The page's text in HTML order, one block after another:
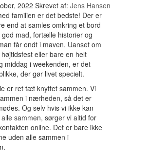
2022 Skrevet af: Jens Hansen
familien er det bedste! Der er
end at samles omkring et bord
god mad, fortælle historier og
får ondt i maven. Uanset om
eller bare en helt
middag i weekenden, er det
der gør livet specielt.
er ret tæt knyttet sammen. Vi
i nærheden, så det er
Og selv hvis vi ikke kan
sammen, sørger vi altid for
online. Det er bare ikke
uden alle sammen i